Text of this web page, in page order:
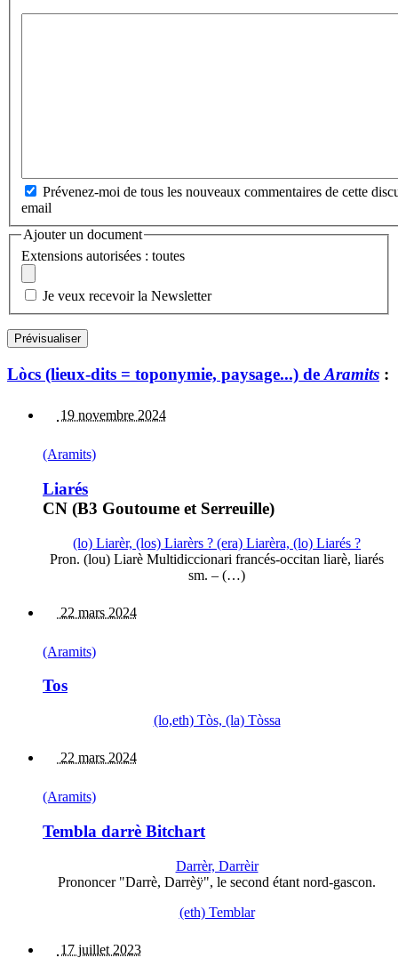
Prévenez-moi de tous les nouveaux commentaires de cette
email
Ajouter un document
Extensions autorisées : toutes
Je veux recevoir la Newsletter
Lòcs (lieux-dits = toponymie, paysage...) de Aramits :
19 novembre 2024
(Aramits)
Liarés
CN (B3 Goutoume et Serreuille)
(lo) Liarèr, (los) Liarèrs ? (era) Liarèra, (lo) Liarés ?
Pron. (lou) Liarè Multidiccionari francés-occitan liarè, liarés
sm. – (…)
22 mars 2024
(Aramits)
Tos
(lo,eth) Tòs, (la) Tòssa
22 mars 2024
(Aramits)
Tembla darrè Bitchart
Darrèr, Darrèir
Prononcer "Darrè, Darrèÿ", le second étant nord-gascon.
(eth) Temblar
17 juillet 2023